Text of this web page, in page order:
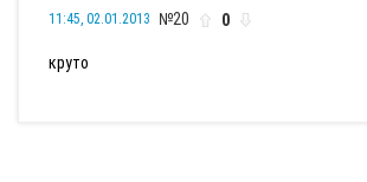
11:45, 02.01.2013 №20 0
круто